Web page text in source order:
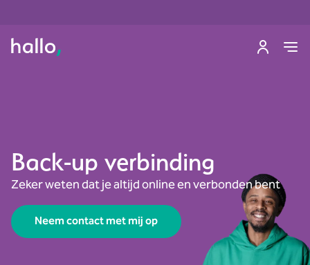
Back-up verbinding
Zeker weten dat je altijd online en verbonden bent
Neem contact met mij op